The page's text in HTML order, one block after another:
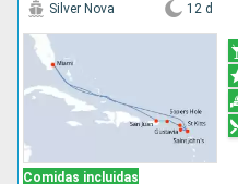
Comidas incluidas
Silver Nova 12 d